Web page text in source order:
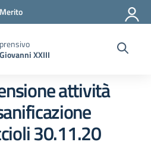
XXIII
attività
30.11.20